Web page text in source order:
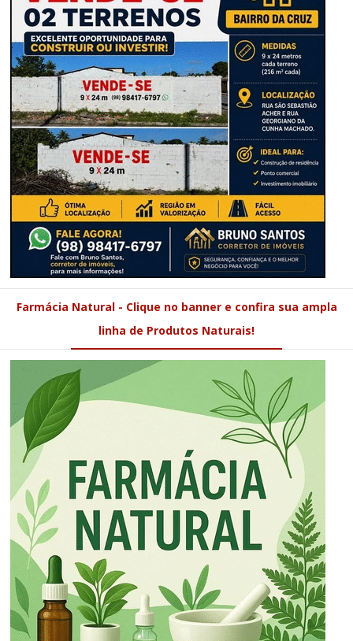
Farmácia Natural - Clique no banner e confira sua ampla
linha de Produtos Naturais!